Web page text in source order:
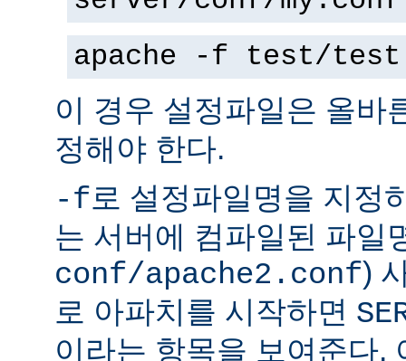
apache -f test/
이 경우 설정파일은 올바
정해야 한다.
-f로 설정파일명을 지정
는 서버에 컴파일된 파일
conf/apache2.conf)
로 아파치를 시작하면
이라는 항목을 보여준다.